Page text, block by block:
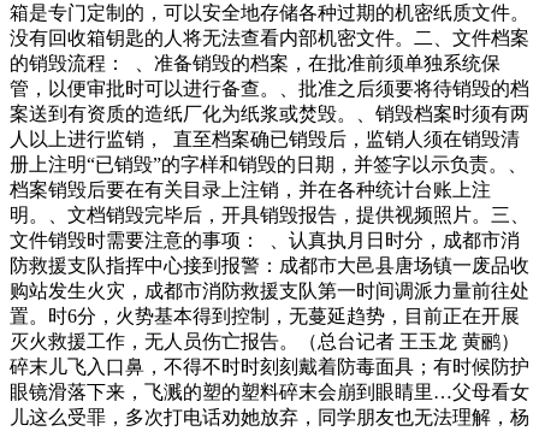
箱是专门定制的，可以安全地存储各种过期的机密纸质文件。
没有回收箱钥匙的人将无法查看内部机密文件。二、文件档案
的销毁流程： 、准备销毁的档案，在批准前须单独系统保
管，以便审批时可以进行备查。、批准之后须要将待销毁的档
案送到有资质的造纸厂化为纸浆或焚毁。、销毁档案时须有两
人以上进行监销， 直至档案确已销毁后，监销人须在销毁清
册上注明“已销毁”的字样和销毁的日期，并签字以示负责。、
档案销毁后要在有关目录上注销，并在各种统计台账上注
明。、文档销毁完毕后，开具销毁报告，提供视频照片。三、
文件销毁时需要注意的事项： 、认真执月日时分，成都市消
防救援支队指挥中心接到报警：成都市大邑县唐场镇一废品收
购站发生火灾，成都市消防救援支队第一时间调派力量前往处
置。时6分，火势基本得到控制，无蔓延趋势，目前正在开展
灭火救援工作，无人员伤亡报告。（总台记者 王玉龙 黄鹂）
碎末儿飞入口鼻，不得不时时刻刻戴着防毒面具；有时候防护
眼镜滑落下来，飞溅的塑的塑料碎末会崩到眼睛里…父母看女
儿这么受罪，多次打电话劝她放弃，同学朋友也无法理解，杨